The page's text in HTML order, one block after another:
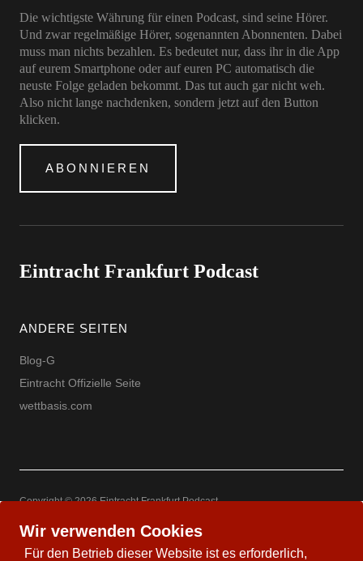
Die wichtigste Währung für einen Podcast, sind seine Hörer.
Und zwar regelmäßige Hörer, sogenannten Abonnenten. Dabei
muss man nichts bezahlen. Es bedeutet nur, dass ihr in die App
auf eurem Smartphone oder auf euren PC automatisch die
neuste Folge geladen bekommt. Das tut auch gar nicht weh.
Also nicht lange nachdenken, sondern jetzt auf den Button
klicken.
ABONNIEREN
Eintracht Frankfurt Podcast
ANDERE SEITEN
Blog-G
Eintracht Offizielle Seite
wettbasis.com
Copyright © 2026 Eintracht Frankfurt Podcast
Theme: Uku byElmastudio
Wir verwenden Cookies
Für den Betrieb dieser Website ist es erforderlich,